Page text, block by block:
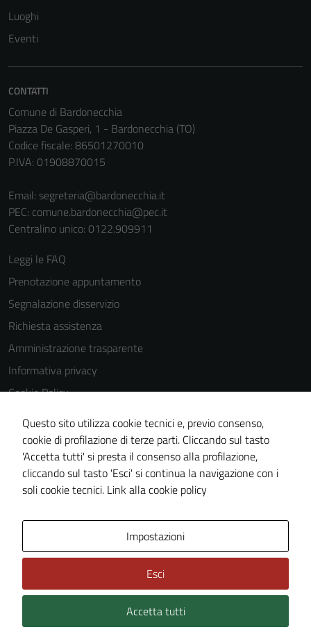
Luoghi
Eventi
CONTATTI
Comune di Bardonecchia
Piazza De Gasperi, 1 - Bardonecchia (TO)
Codice fiscale: 86501270010
P.IVA: 01908870015
Email: segreteria@bardonecchia.it
PEC: comune.bardonecchia@pec.it
Centralino unico: 0122.909911
Leggi le FAQ
Prenotazione appuntamento
Segnalazione disservizio
Richiesta assistenza
Amministrazione trasparente
Informativa privacy
Cookie Policy
Note legali
Dichiarazione di accessibilità
Segnalazioni di inaccessibilità
Piano di miglioramento del sito
Technical Design s.r.l.
Questo sito utilizza cookie tecnici e, previo consenso,
cookie di profilazione di terze parti. Cliccando sul tasto
'Accetta tutti' si presta il consenso alla profilazione,
cliccando sul tasto 'Esci' si continua la navigazione con i
soli cookie tecnici. Link alla cookie policy
Impostazioni
Esci
Accetta tutti
informazioni
Terze parti
disabilitazione
cookies può
peggiore la
navigazione e
la fruizione
delle
del sito.